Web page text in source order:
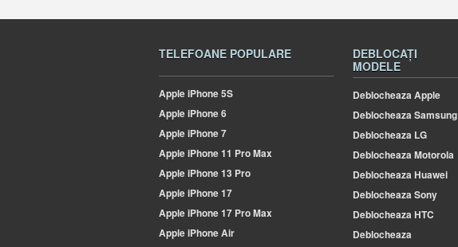
TELEFOANE POPULARE
AppleiPhone 5S
AppleiPhone 6
AppleiPhone 7
AppleiPhone 11 Pro Max
AppleiPhone 13 Pro
AppleiPhone 17
AppleiPhone 17 Pro Max
AppleiPhone Air
DEBLOCAȚI
MODELE
Deblocheaza Apple
Deblocheaza Samsung
Deblocheaza LG
Deblocheaza Motorola
Deblocheaza Huawei
Deblocheaza Sony
Deblocheaza HTC
Deblocheaza